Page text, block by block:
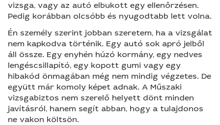
vizsga, vagy az autó elbukott egy ellenőrzésen.
Pedig korábban olcsóbb és nyugodtabb lett volna.
Én személy szerint jobban szeretem, ha a vizsgálat
nem kapkodva történik. Egy autó sok apró jelből
áll össze. Egy enyhén húzó kormány, egy nedves
lengéscsillapító, egy kopott gumi vagy egy
hibakód önmagában még nem mindig végzetes. De
együtt már komoly képet adnak. A Műszaki
vizsgabiztos nem szerelő helyett dönt minden
javításról, hanem segít abban, hogy a tulajdonos
ne vakon költsön.